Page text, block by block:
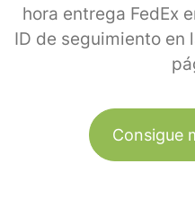
hora entrega FedEx
ID de seguimiento en
Consigue